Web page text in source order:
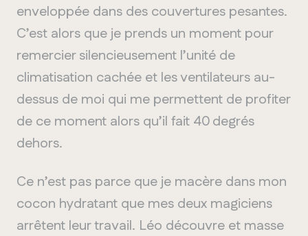
enveloppée dans des couvertures pesantes.
C’est alors que je prends un moment pour
remercier silencieusement l’unité de
climatisation cachée et les ventilateurs au-
dessus de moi qui me permettent de profiter
de ce moment alors qu’il fait 40 degrés
dehors.
Ce n’est pas parce que je macère dans mon
cocon hydratant que mes deux magiciens
arrêtent leur travail. Léo découvre et masse